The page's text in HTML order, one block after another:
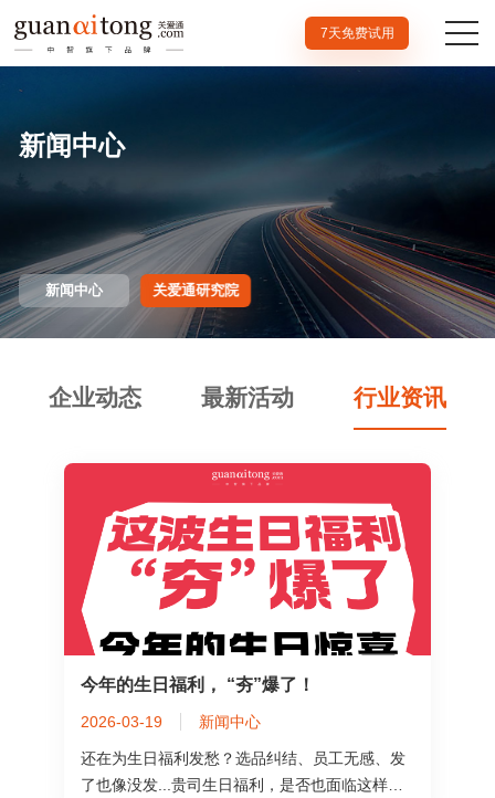
7天免费试用
新闻中心
新闻中心 关爱通研究院
企业动态 最新活动 行业资讯
今年的生日福利， “夯”爆了！
2026-03-19 新闻中心
还在为生日福利发愁？选品纠结、员工无感、发
了也像没发...贵司生日福利，是否也面临这样的